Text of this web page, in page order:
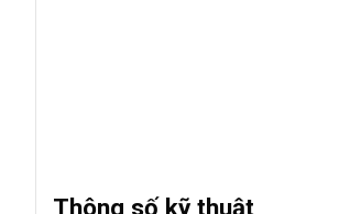
Thông số kỹ thuật